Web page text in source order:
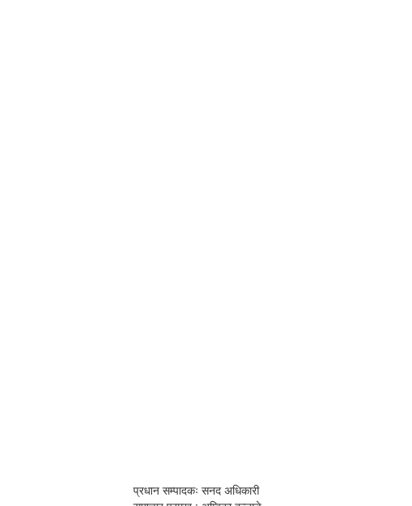
प्रधान सम्पादकः सनद अधिकारी